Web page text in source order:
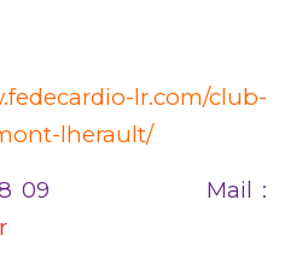
lr.com/club-
lherault/
18 48 09 Mail :